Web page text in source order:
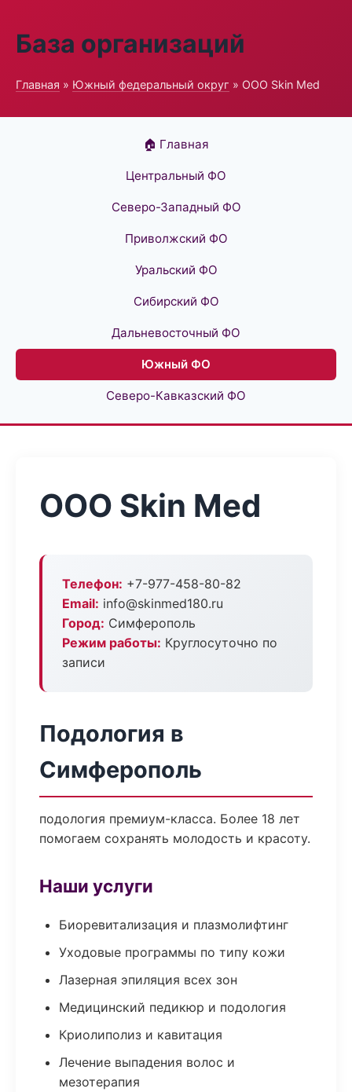
База организаций
Главная » Южный федеральный округ » ООО Skin Med
🏠 Главная
Центральный ФО
Северо-Западный ФО
Приволжский ФО
Уральский ФО
Сибирский ФО
Дальневосточный ФО
Южный ФО
Северо-Кавказский ФО
ООО Skin Med
Телефон: +7-977-458-80-82
Email: info@skinmed180.ru
Город: Симферополь
Режим работы: Круглосуточно по
записи
Подология в
Симферополь
подология премиум-класса. Более 18 лет
помогаем сохранять молодость и красоту.
Наши услуги
Биоревитализация и плазмолифтинг
Уходовые программы по типу кожи
Лазерная эпиляция всех зон
Медицинский педикюр и подология
Криолиполиз и кавитация
Лечение выпадения волос и
мезотерапия